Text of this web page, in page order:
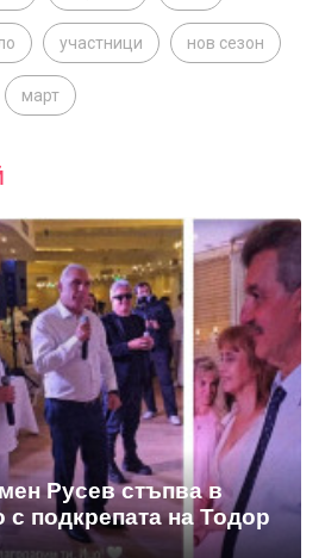
участници нов сезон
март
Русев стъпва в
с подкрепата на Тодор